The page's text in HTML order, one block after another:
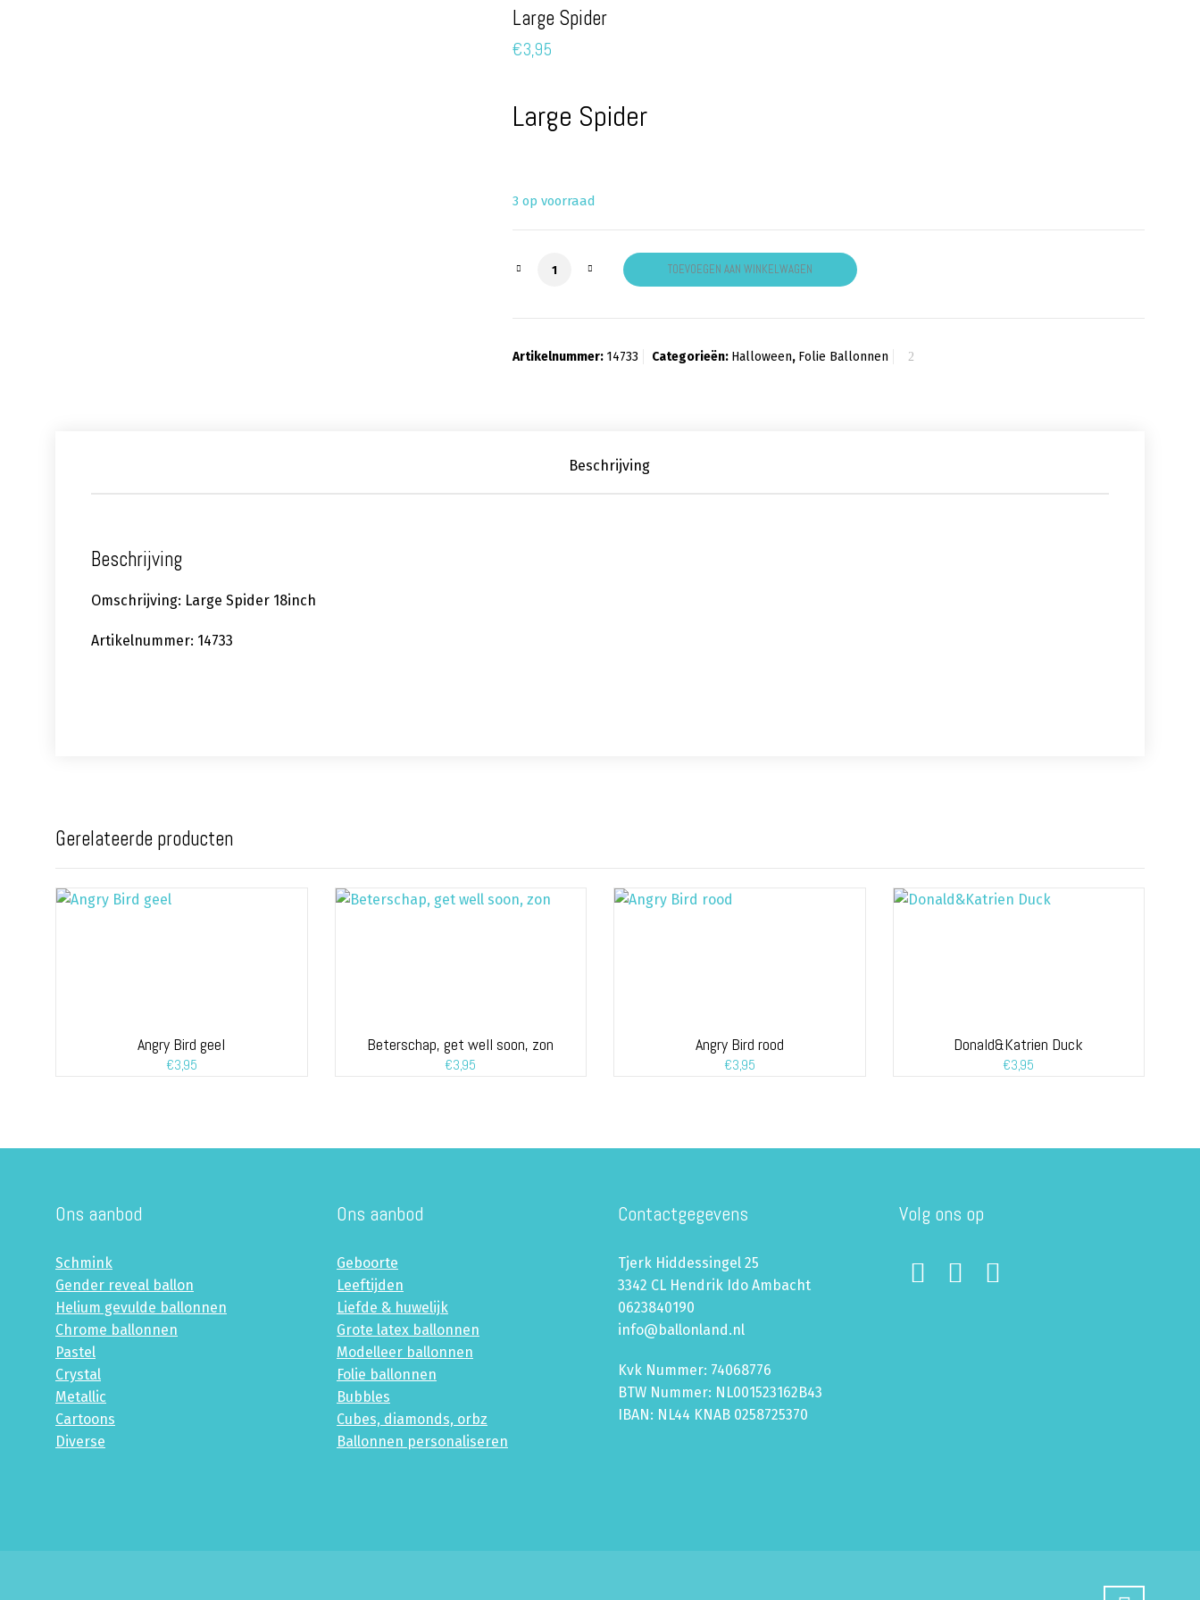
Large Spider
€3,95
Large Spider
3 op voorraad
Large Spider aantal TOEVOEGEN AAN WINKELWAGEN
Artikelnummer: 14733 Categorieën: Halloween, Folie Ballonnen
Beschrijving
Beschrijving
Omschrijving: Large Spider 18inch
Artikelnummer: 14733
Gerelateerde producten
Angry Bird geel
€3,95
Beterschap, get well soon, zon
€3,95
Angry Bird rood
€3,95
Donald&Katrien Duck
€3,95
Ons aanbod
Schmink
Gender reveal ballon
Helium gevulde ballonnen
Chrome ballonnen
Pastel
Crystal
Metallic
Cartoons
Diverse
Ons aanbod
Geboorte
Leeftijden
Liefde & huwelijk
Grote latex ballonnen
Modelleer ballonnen
Folie ballonnen
Bubbles
Cubes, diamonds, orbz
Ballonnen personaliseren
Contactgegevens
Tjerk Hiddessingel 25
3342 CL Hendrik Ido Ambacht
0623840190
info@ballonland.nl
Kvk Nummer: 74068776
BTW Nummer: NL001523162B43
IBAN: NL44 KNAB 0258725370
Volg ons op